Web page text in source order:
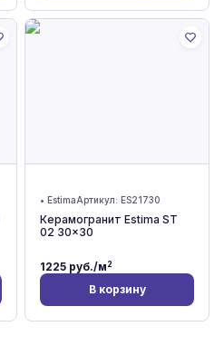
• EstimaАртикул: ES21730
Керамогранит Estima ST
02 30x30
1225 руб./м2
В корзину